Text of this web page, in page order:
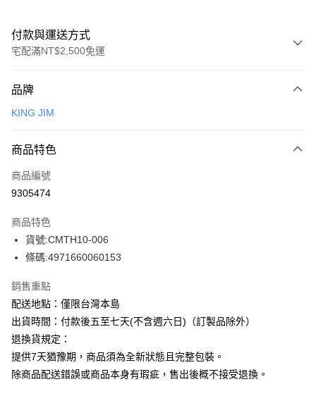
付款與運送方式
宅配滿NT$2,500免運
信用卡一次付款
下單前請先詢問庫存
每筆NT$130，滿NT$2,500(含以上)免運費
品牌
KING JIM
商品特色
商品編號
9305474
商品特色
貨號:CMTH10-006
條碼:4971660060153
銷售重點
配送地點：僅限台灣本島
出貨時間：付款後五至七天(不含週六日)（訂製品除外）
退換貨規定：
提供7天猶豫期，商品須為全新狀態且完整包裝。
除商品配送錯誤或商品本身有瑕疵，售出後概不接受退換。